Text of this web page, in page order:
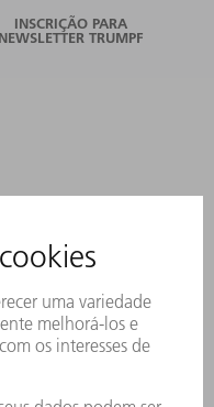
INSCRIÇÃO PARA
NEWSLETTER TRUMPF